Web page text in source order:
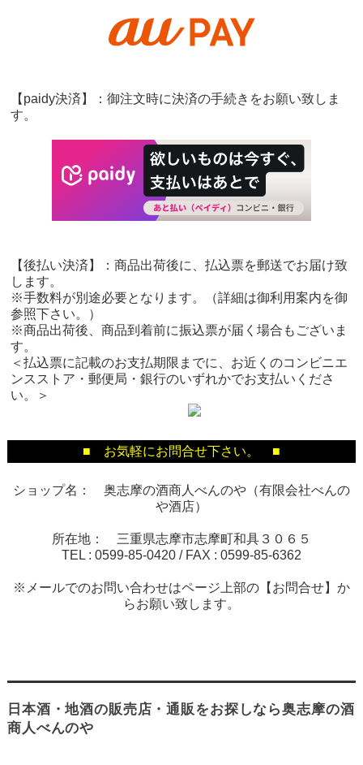
【paidy決済】：御注文時に決済の手続きをお願い致しま
す。
【後払い決済】：商品出荷後に、払込票を郵送でお届け致
します。
※手数料が別途必要となります。（詳細は御利用案内を御
参照下さい。）
※商品出荷後、商品到着前に振込票が届く場合もございま
す。
＜払込票に記載のお支払期限までに、お近くのコンビニエ
ンスストア・郵便局・銀行のいずれかでお支払いくださ
い。＞
■ お気軽にお問合せ下さい。 ■
ショップ名： 奥志摩の酒商人べんのや（有限会社べんの
や酒店）
所在地： 三重県志摩市志摩町和具３０６５
TEL : 0599-85-0420 / FAX : 0599-85-6362
※メールでのお問い合わせはページ上部の【お問合せ】か
らお願い致します。
日本酒・地酒の販売店・通販をお探しなら奥志摩の酒
商人べんのや